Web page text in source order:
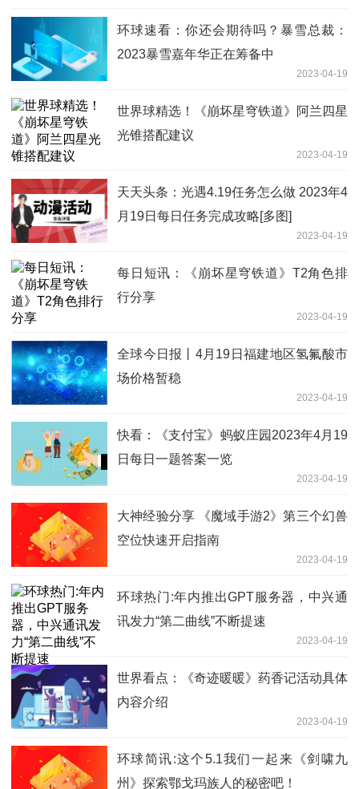
环球速看：你还会期待吗？暴雪总裁：
2023暴雪嘉年华正在筹备中
2023-04-19
世界球精选！《崩坏星穹铁道》阿兰四星
光锥搭配建议
2023-04-19
天天头条：光遇4.19任务怎么做 2023年4
月19日每日任务完成攻略[多图]
2023-04-19
每日短讯：《崩坏星穹铁道》T2角色排
行分享
2023-04-19
全球今日报丨4月19日福建地区氢氟酸市
场价格暂稳
2023-04-19
快看：《支付宝》蚂蚁庄园2023年4月19
日每日一题答案一览
2023-04-19
大神经验分享 《魔域手游2》第三个幻兽
空位快速开启指南
2023-04-19
环球热门:年内推出GPT服务器，中兴通
讯发力“第二曲线”不断提速
2023-04-19
世界看点：《奇迹暖暖》药香记活动具体
内容介绍
2023-04-19
环球简讯:这个5.1我们一起来《剑啸九
州》探索鄂戈玛族人的秘密吧！